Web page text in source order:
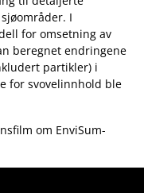
I
for omsetning av
beregnet endringene
partikler) i
for svovelinnhold ble
om EnviSum-